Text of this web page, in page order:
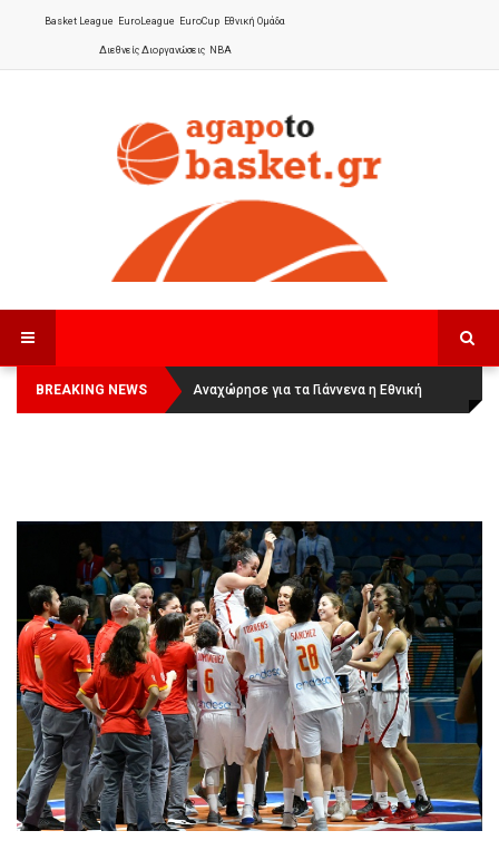
Basket League EuroLeague EuroCup Εθνική Ομάδα
Διεθνείς Διοργανώσεις NBA
BREAKING NEWS
Οι Πάνθηρες Καβάλας στην Women
Basketball League 1
Αναχώρησε για τα Γιάννενα η Εθνική
Γυναικών: